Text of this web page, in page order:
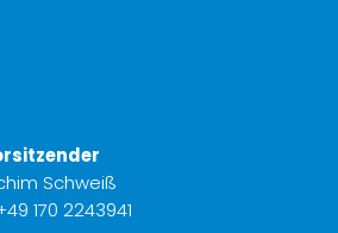
Schweiß
170 2243941